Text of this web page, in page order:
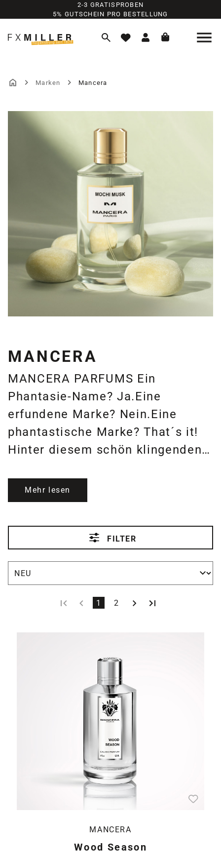
Zum Hauptinhalt springen
2-3 GRATISPROBEN
5% GUTSCHEIN PRO BESTELLUNG
Marken Mancera
MANCERA
MANCERA
MANCERA PARFUMS Ein
Phantasie-Name? Ja.Eine
erfundene Marke? Nein.Eine
phantastische Marke? That´s it!
Hinter diesem schön klingenden…
Mehr lesen
FILTER
Seite
1 Seite
2
MANCERA
Wood Season